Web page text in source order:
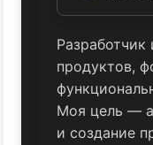
продуктов,
Моя цель —
и создание